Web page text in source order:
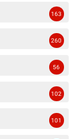
163
260
56
102
101